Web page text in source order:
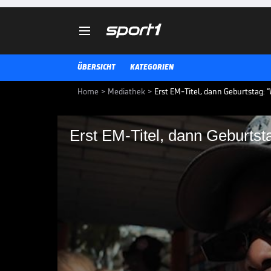

ÜBERSICHT KATEGORIEN
Home > Mediathek > Erst EM-Titel, dann Geburtstag:
Erst EM-Titel, dann
Erst EM-Titel, dann
Dennis Schröder wurde mit der
Nationalmannschaft
Titel in seinen Geburtstag rein.
"speziellen" Erfahrung.